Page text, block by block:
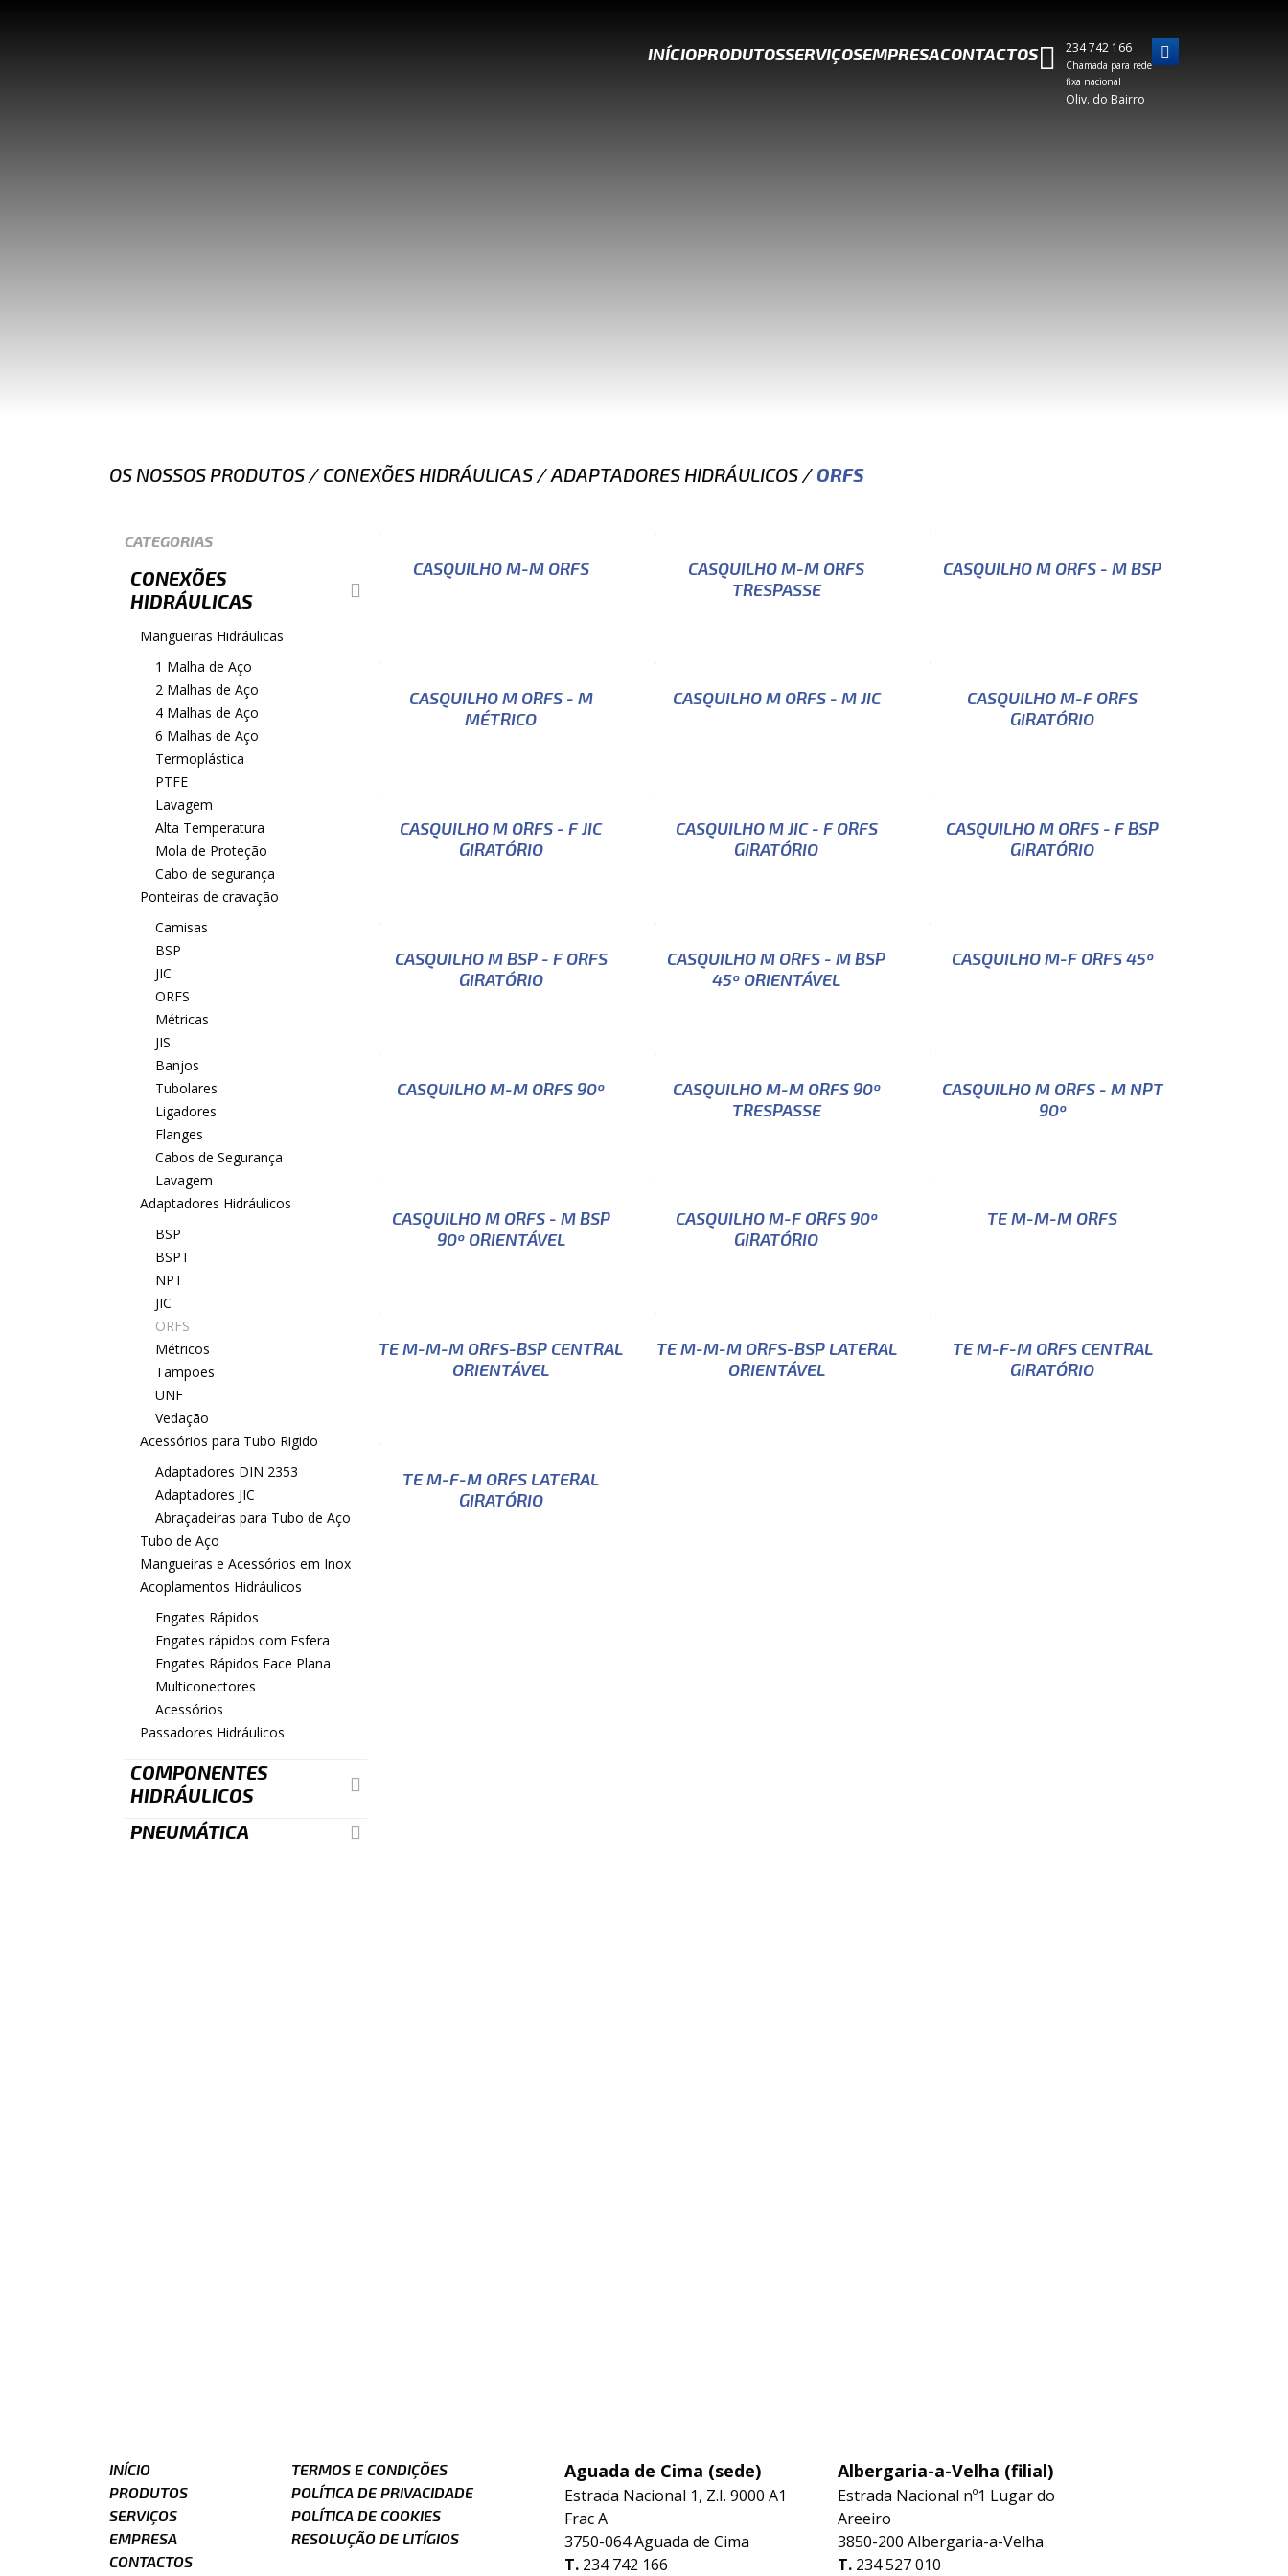
INÍCIOPRODUTOSSERVIÇOSEMPRESACONTACTOS 234 742 166
Chamada para rede
fixa nacional
Oliv. do Bairro
OS NOSSOS PRODUTOS / CONEXÕES HIDRÁULICAS /ADAPTADORES HIDRÁULICOS / ORFS
CATEGORIAS
CONEXÕES
HIDRÁULICAS
Mangueiras Hidráulicas
1 Malha de Aço
2 Malhas de Aço
4 Malhas de Aço
6 Malhas de Aço
Termoplástica
PTFE
Lavagem
Alta Temperatura
Mola de Proteção
Cabo de segurança
Ponteiras de cravação
Camisas
BSP
JIC
ORFS
Métricas
JIS
Banjos
Tubolares
Ligadores
Flanges
Cabos de Segurança
Lavagem
Adaptadores Hidráulicos
BSP
BSPT
NPT
JIC
ORFS
Métricos
Tampões
UNF
Vedação
Acessórios para Tubo Rigido
Adaptadores DIN 2353
Adaptadores JIC
Abraçadeiras para Tubo de Aço
Tubo de Aço
Mangueiras e Acessórios em Inox
Acoplamentos Hidráulicos
Engates Rápidos
Engates rápidos com Esfera
Engates Rápidos Face Plana
Multiconectores
Acessórios
Passadores Hidráulicos
COMPONENTES
HIDRÁULICOS
PNEUMÁTICA
CASQUILHO M-M ORFS
CASQUILHO M-M ORFS
TRESPASSE
CASQUILHO M ORFS - M BSP
CASQUILHO M ORFS - M
MÉTRICO
CASQUILHO M ORFS - M JIC
CASQUILHO M-F ORFS
GIRATÓRIO
CASQUILHO M ORFS - F JIC
GIRATÓRIO
CASQUILHO M JIC - F ORFS
GIRATÓRIO
CASQUILHO M ORFS - F BSP
GIRATÓRIO
CASQUILHO M BSP - F ORFS
GIRATÓRIO
CASQUILHO M ORFS - M BSP
45º ORIENTÁVEL
CASQUILHO M-F ORFS 45º
CASQUILHO M-M ORFS 90º
CASQUILHO M-M ORFS 90º
TRESPASSE
CASQUILHO M ORFS - M NPT
90º
CASQUILHO M ORFS - M BSP
90º ORIENTÁVEL
CASQUILHO M-F ORFS 90º
GIRATÓRIO
TE M-M-M ORFS
TE M-M-M ORFS-BSP CENTRAL
ORIENTÁVEL
TE M-M-M ORFS-BSP LATERAL
ORIENTÁVEL
TE M-F-M ORFS CENTRAL
GIRATÓRIO
TE M-F-M ORFS LATERAL
GIRATÓRIO
INÍCIO
PRODUTOS
SERVIÇOS
EMPRESA
CONTACTOS
TERMOS E CONDIÇÕES
POLÍTICA DE PRIVACIDADE
POLÍTICA DE COOKIES
RESOLUÇÃO DE LITÍGIOS
Aguada de Cima (sede)
Estrada Nacional 1, Z.I. 9000 A1
Frac A
3750-064 Aguada de Cima
234 742 166
Albergaria-a-Velha (filial)
Estrada Nacional nº1 Lugar do
Areeiro
3850-200 Albergaria-a-Velha
234 527 010